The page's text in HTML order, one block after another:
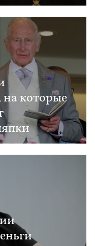
на которые